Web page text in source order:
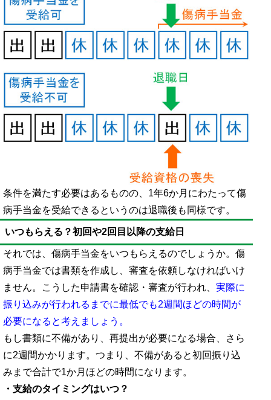
条件を満たす必要はあるものの、1年6か月にわたって傷
病手当金を受給できるというのは退職後も同様です。
いつもらえる？初回や2回目以降の支給日
それでは、傷病手当金をいつもらえるのでしょうか。傷
病手当金では書類を作成し、審査を依頼しなければいけ
ません。こうした申請書を確認・審査が行われ、 実際に
振り込みが行われるまでに最低でも2週間ほどの時間が
必要になると考えましょう。
もし書類に不備があり、再提出が必要になる場合、さら
に2週間かかります。つまり、不備があると初回振り込
みまで合計で1か月ほどの時間になります。
・支給のタイミングはいつ？